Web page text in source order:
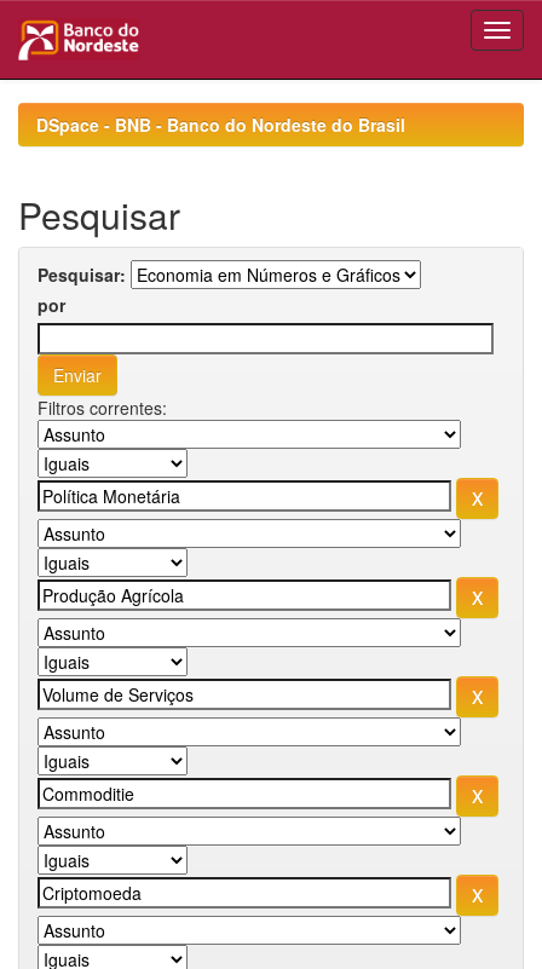
navigationDSpace - BNB - Banco do Nordeste do Brasil
Pesquisar
Pesquisar:
por
Filtros correntes: